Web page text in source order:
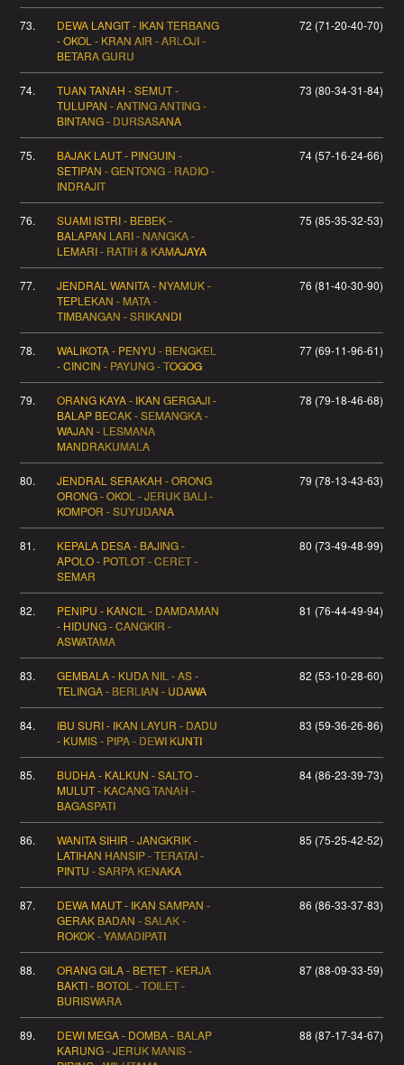
73.
DEWA LANGIT - IKAN TERBANG
- OKOL - KRAN AIR - ARLOJI -
BETARA GURU
72 (71-20-40-70)
74.
TUAN TANAH - SEMUT -
TULUPAN - ANTING ANTING -
BINTANG - DURSASANA
73 (80-34-31-84)
75.
BAJAK LAUT - PINGUIN -
SETIPAN - GENTONG - RADIO -
INDRAJIT
74 (57-16-24-66)
76.
SUAMI ISTRI - BEBEK -
BALAPAN LARI - NANGKA -
LEMARI - RATIH & KAMAJAYA
75 (85-35-32-53)
77.
JENDRAL WANITA - NYAMUK -
TEPLEKAN - MATA -
TIMBANGAN - SRIKANDI
76 (81-40-30-90)
78.
WALIKOTA - PENYU - BENGKEL
- CINCIN - PAYUNG - TOGOG
77 (69-11-96-61)
79.
ORANG KAYA - IKAN GERGAJI -
BALAP BECAK - SEMANGKA -
WAJAN - LESMANA
MANDRAKUMALA
78 (79-18-46-68)
80.
JENDRAL SERAKAH - ORONG
ORONG - OKOL - JERUK BALI -
KOMPOR - SUYUDANA
79 (78-13-43-63)
81.
KEPALA DESA - BAJING -
APOLO - POTLOT - CERET -
SEMAR
80 (73-49-48-99)
82.
PENIPU - KANCIL - DAMDAMAN
- HIDUNG - CANGKIR -
ASWATAMA
81 (76-44-49-94)
83.
GEMBALA - KUDA NIL - AS -
TELINGA - BERLIAN - UDAWA
82 (53-10-28-60)
84.
IBU SURI - IKAN LAYUR - DADU
- KUMIS - PIPA - DEWI KUNTI
83 (59-36-26-86)
85.
BUDHA - KALKUN - SALTO -
MULUT - KACANG TANAH -
BAGASPATI
84 (86-23-39-73)
86.
WANITA SIHIR - JANGKRIK -
LATIHAN HANSIP - TERATAI -
PINTU - SARPA KENAKA
85 (75-25-42-52)
87.
DEWA MAUT - IKAN SAMPAN -
GERAK BADAN - SALAK -
ROKOK - YAMADIPATI
86 (86-33-37-83)
88.
ORANG GILA - BETET - KERJA
BAKTI - BOTOL - TOILET -
BURISWARA
87 (88-09-33-59)
89.
DEWI MEGA - DOMBA - BALAP
KARUNG - JERUK MANIS -
88 (87-17-34-67)